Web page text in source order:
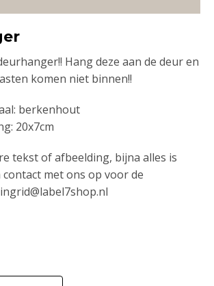
Hang deze aan de deur en
komen niet binnen!!
berkenhout
20x7cm
tekst of afbeelding, bijna alles is
met ons op voor de